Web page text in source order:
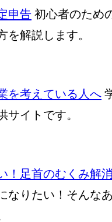
申告 初心者のため
を解説します。
を考えている人へ
サイトです。
！足首のむくみ解
なりたい！そんな